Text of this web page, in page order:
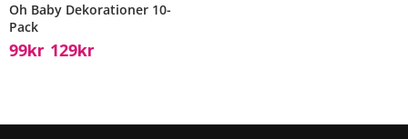
Oh Baby Dekorationer 10-
Pack
99Kr 129Kr